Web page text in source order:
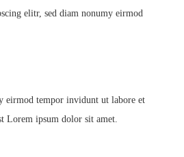
elitr, sed diam nonumy eirmod
eirmod tempor invidunt ut labore et
Lorem ipsum dolor sit amet.